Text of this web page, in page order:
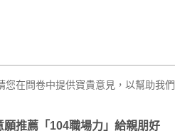
您在問卷中提供寶貴意見，以幫助我們
推薦「104職場力」給親朋好